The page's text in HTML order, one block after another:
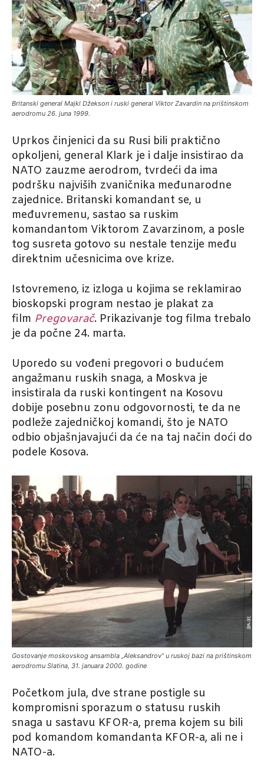
Britanski general Majkl Džekson i ruski general Viktor Zavardin na prištinskom
aerodromu 26. juna 1999.
Uprkos činjenici da su Rusi bili praktično
opkoljeni, general Klark je i dalje insistirao da
NATO zauzme aerodrom, tvrdeći da ima
podršku najviših zvaničnika međunarodne
zajednice. Britanski komandant se, u
međuvremenu, sastao sa ruskim
komandantom Viktorom Zavarzinom, a posle
tog susreta gotovo su nestale tenzije među
direktnim učesnicima ove krize.
Istovremeno, iz izloga u kojima se reklamirao
bioskopski program nestao je plakat za
film Pregovarač. Prikazivanje tog filma trebalo
je da počne 24. marta.
Uporedo su vođeni pregovori o budućem
angažmanu ruskih snaga, a Moskva je
insistirala da ruski kontingent na Kosovu
dobije posebnu zonu odgovornosti, te da ne
podleže zajedničkoj komandi, što je NATO
odbio objašnjavajući da će na taj način doći do
podele Kosova.
Gostovanje moskovskog ansambla „Aleksandrov” u ruskoj bazi na prištinskom
aerodromu Slatina, 31. januara 2000. godine
Početkom jula, dve strane postigle su
kompromisni sporazum o statusu ruskih
snaga u sastavu KFOR-a, prema kojem su bili
pod komandom komandanta KFOR-a, ali ne i
NATO-a.